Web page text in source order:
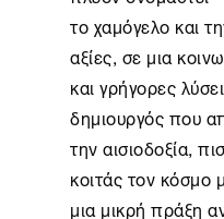
το χαμόγελο και
αξίες, σε μια
και γρήγορες
δημιουργός που
την αισιοδοξία,
κοιτάς τον κόσμο
μια μικρή πράξη